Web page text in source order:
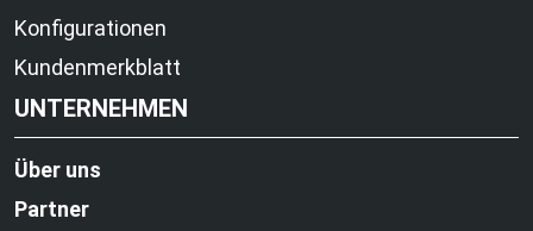
Konfigurationen
Kundenmerkblatt
UNTERNEHMEN
Über uns
Partner